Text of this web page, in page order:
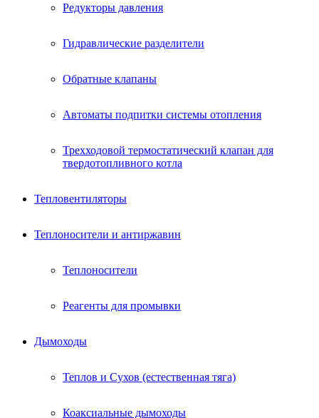
Редукторы давления
Гидравлические разделители
Обратные клапаны
Автоматы подпитки системы отопления
Трехходовой термостатический клапан для
твердотопливного котла
Тепловентиляторы
Теплоносители и антиржавин
Теплоносители
Реагенты для промывки
Дымоходы
Теплов и Сухов (естественная тяга)
Коаксиальные дымоходы